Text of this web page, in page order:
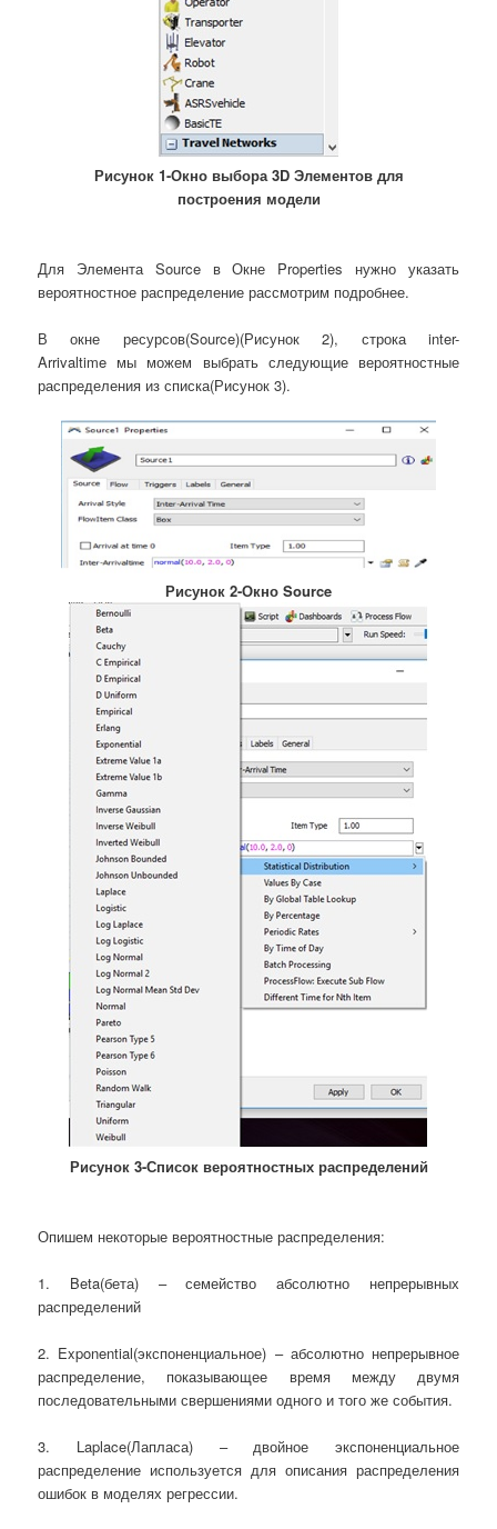
Рисунок 1-Окно выбора 3D Элементов для
построения модели
Для Элемента Source в Окне Properties нужно указать
вероятностное распределение рассмотрим подробнее.
В окне ресурсов(Source)(Рисунок 2), строка inter-
Arrivaltime мы можем выбрать следующие вероятностные
распределения из списка(Рисунок 3).
Рисунок 2-Окно Source
Рисунок 3-Список вероятностных распределений
Опишем некоторые вероятностные распределения:
1. Beta(бета) – семейство абсолютно непрерывных
распределений
2. Exponential(экспоненциальное) – абсолютно непрерывное
распределение, показывающее время между двумя
последовательными свершениями одного и того же события.
3. Laplace(Лапласа) – двойное экспоненциальное
распределение используется для описания распределения
ошибок в моделях регрессии.